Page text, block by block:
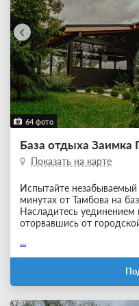
64 фото
База отдыха Заимка
Показать на карте
Испытайте незабываемый
минутах от Тамбова на
Насладитесь
оторвавшись от
...